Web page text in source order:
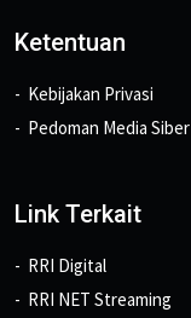
Ketentuan
Kebijakan Privasi
Pedoman Media Siber
Link Terkait
RRI Digital
RRI NET Streaming